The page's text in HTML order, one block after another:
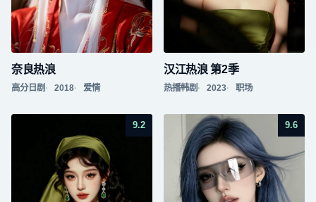
奈良热浪
高分日剧 2018 爱情
汉江热浪 第2季
热播韩剧 2023 职场
9.2 9.6